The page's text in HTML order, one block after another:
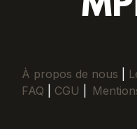
À propos de nous
FAQ
CGU